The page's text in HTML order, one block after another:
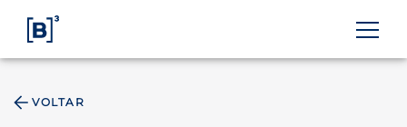
ÁREA DO INVESTIDOR
VOLTAR